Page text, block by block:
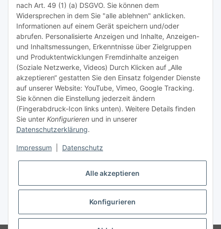
Tipps & Tricks rund um Sublimation
TiDis Videos auf Youtube
Nachfüllpreise für Druckerpatronen
Refillservice Patronen verpacken
TiDis Druckerwerkstatt
TiDis PC & Notebookwerkstatt
TiDis eScooter Werkstatt
GIC (German Ink Company)
Der Refiller (Infoportal)
* Alle Preise inkl. gesetzlicher USt., zzgl.Versand
nach Art. 49 (1) (a) DSGVO. Sie können dem
Widersprechen in dem Sie "alle ablehnen" anklicken.
Informationen auf einem Gerät speichern und/oder
abrufen. Personalisierte Anzeigen und Inhalte, Anzeigen-
und Inhaltsmessungen, Erkenntnisse über Zielgruppen
und Produktentwicklungen Fremdinhalte anzeigen
(Soziale Netzwerke, Videos) Durch Klicken auf „Alle
akzeptieren“ gestatten Sie den Einsatz folgender Dienste
auf unserer Website: YouTube, Vimeo, Google Tracking.
Sie können die Einstellung jederzeit ändern
(Fingerabdruck-Icon links unten). Weitere Details finden
Sie unter Konfigurieren und in unserer
Datenschutzerklärung.
Impressum Datenschutz
Alle akzeptieren
Konfigurieren